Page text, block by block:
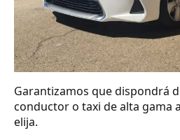
Garantizamos que dispondrá
conductor o taxi de alta gama
elija.